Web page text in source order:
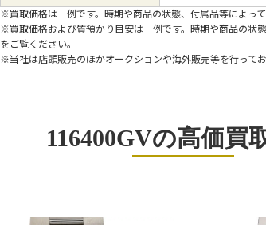
※買取価格は一例です。時期や商品の状態、付属品等によって
※買取価格および質預かり目安は一例です。時期や商品の状
をご覧ください。
※当社は店頭販売のほかオークションや海外販売等を行って
116400GVの高価買